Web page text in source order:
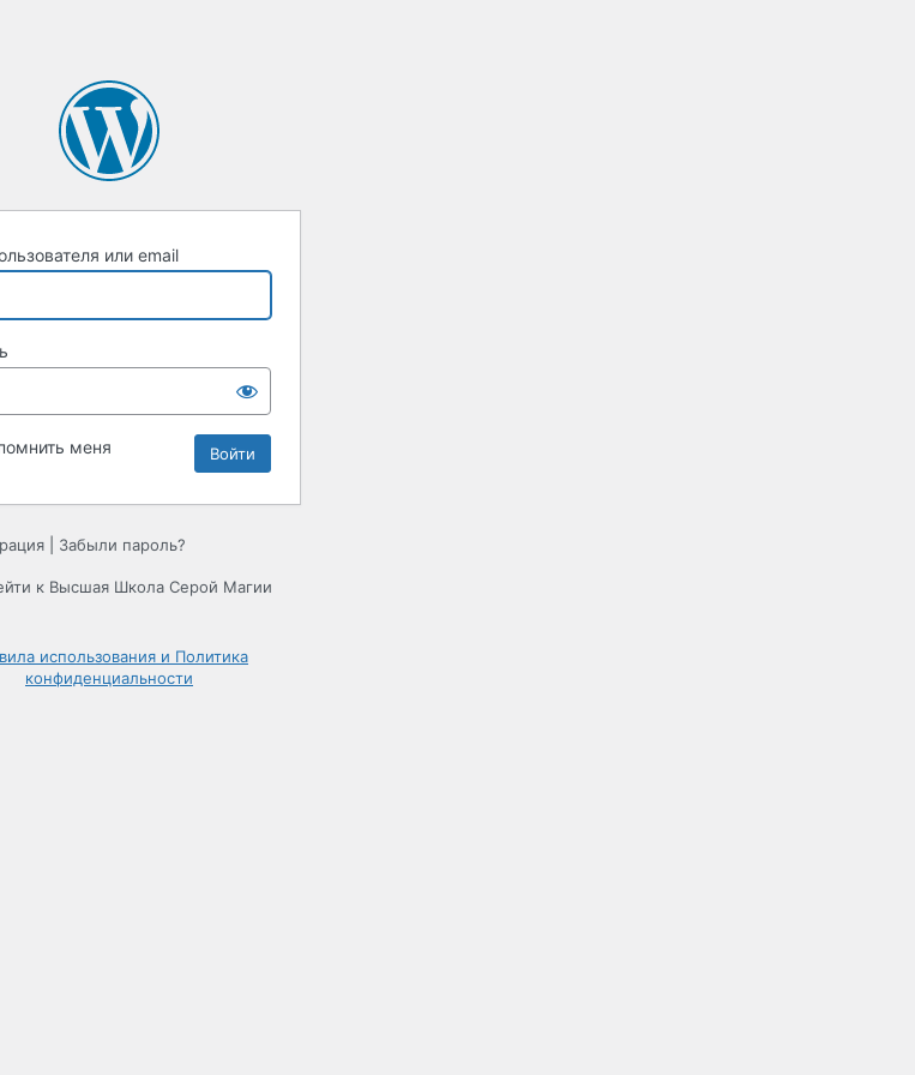
или email
меня
Забыли пароль?
к Высшая Школа Серой Магии
использования и Политика
конфиденциальности